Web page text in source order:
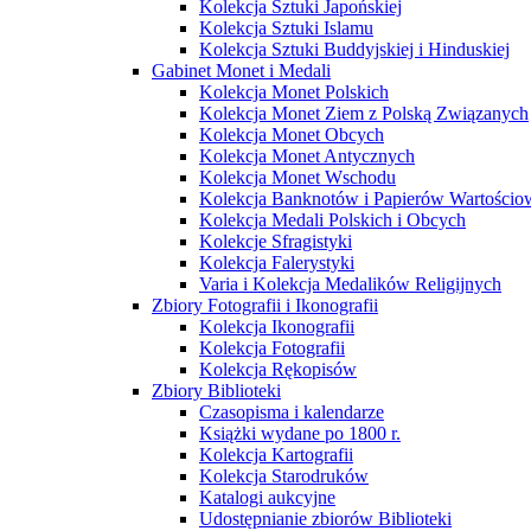
Kolekcja Sztuki Japońskiej
Kolekcja Sztuki Islamu
Kolekcja Sztuki Buddyjskiej i Hinduskiej
Gabinet Monet i Medali
Kolekcja Monet Polskich
Kolekcja Monet Ziem z Polską Związanych
Kolekcja Monet Obcych
Kolekcja Monet Antycznych
Kolekcja Monet Wschodu
Kolekcja Banknotów i Papierów
Kolekcja Medali Polskich i Obcych
Kolekcje Sfragistyki
Kolekcja Falerystyki
Varia i Kolekcja Medalików Religijnych
Zbiory Fotografii i Ikonografii
Kolekcja Ikonografii
Kolekcja Fotografii
Kolekcja Rękopisów
Zbiory Biblioteki
Czasopisma i kalendarze
Książki wydane po 1800 r.
Kolekcja Kartografii
Kolekcja Starodruków
Katalogi aukcyjne
Udostępnianie zbiorów Biblioteki